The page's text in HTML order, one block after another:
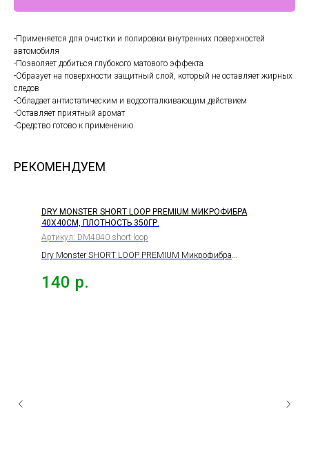
-Применяется для очистки и полировки внутренних поверхностей
автомобиля
-Позволяет добиться глубокого матового эффекта
-Образует на поверхности защитный слой, который не оставляет жирных
следов
-Обладает антистатическим и водоотталкивающим действием
-Оставляет приятный аромат
-Средство готово к применению.
РЕКОМЕНДУЕМ
DRY MONSTER SHORT LOOP PREMIUM МИКРОФИБРА
40Х40СМ, ПЛОТНОСТЬ 350ГР.
Артикул: DM4040 short loop
Dry Monster SHORT LOOP PREMIUM Микрофибра
140 р.